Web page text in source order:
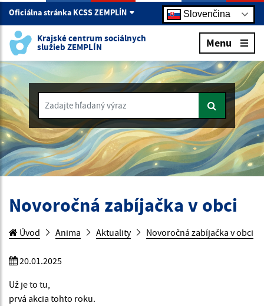
Oficiálna stránka KCSS ZEMPLÍN Slovenčina
Krajské centrum sociálnych
služieb ZEMPLÍN Menu
Zadajte hľadaný výraz
Novoročná zabíjačka v obci
Úvod Anima Aktuality Novoročná zabíjačka v obci
20.01.2025
Už je to tu,
prvá akcia tohto roku.